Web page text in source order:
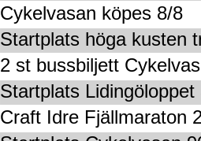
Cykelvasan köpes 8/8
Startplats höga kusten
2 st bussbiljett
Startplats Lidingöloppet
Craft Idre Fjällmaraton